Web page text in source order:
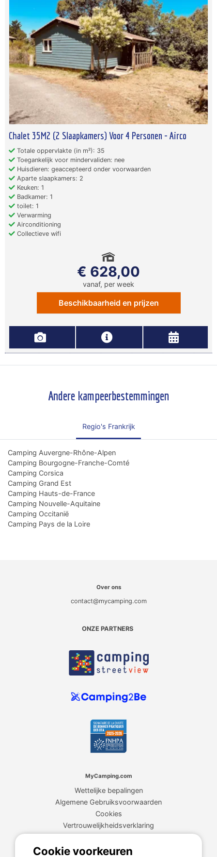
Chalet 35M2 (2 Slaapkamers) Voor 4 Personen - Airco
Totale oppervlakte (in m²): 35
Toegankelijk voor mindervaliden: nee
Huisdieren: geaccepteerd onder voorwaarden
Aparte slaapkamers: 2
Keuken: 1
Badkamer: 1
toilet: 1
Verwarming
Airconditioning
Collectieve wifi
€ 628,00
vanaf, per week
Beschikbaarheid en prijzen
Andere kampeerbestemmingen
Regio's Frankrijk
Camping Auvergne-Rhône-Alpen
Camping Bourgogne-Franche-Comté
Camping Corsica
Camping Grand Est
Camping Hauts-de-France
Camping Nouvelle-Aquitaine
Camping Occitanië
Camping Pays de la Loire
Over ons
contact@mycamping.com
ONZE PARTNERS
MyCamping.com
Wettelijke bepalingen
Algemene Gebruiksvoorwaarden
Cookies
Vertrouwelijkheidsverklaring
MyCamping.com garantie
Cookie voorkeuren